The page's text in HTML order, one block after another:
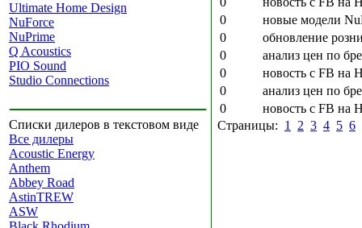
Ultimate Home Design
NuForce
NuPrime
Q Acoustics
PIO Sound
Studio Connections
Списки дилеров в текстовом виде
Все дилеры
Acoustic Energy
Anthem
Abbey Road
AstinTREW
ASW
0
новые модели
0
обновление
0
анализ цен по
0
новость с FB на
0
анализ цен по
0
новость с FB на
Страницы: 1 2 3 4 5 6